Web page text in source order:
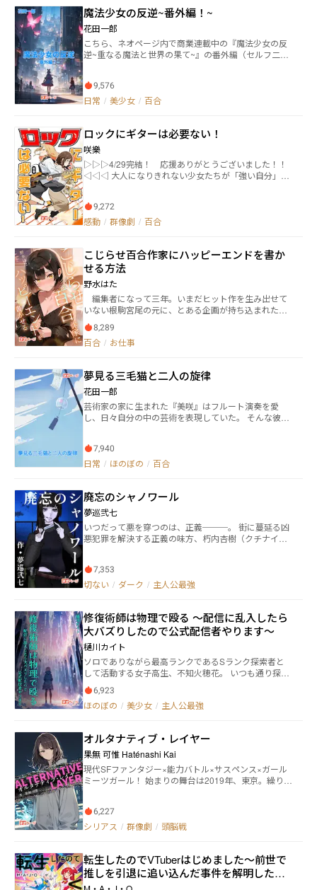
ださーい！！』 『さぁて、どうしてやろうかしらね？
ライラ？』 皇女ユリアナによる処刑を免れたライラ
であったが、彼女に仕え、国を売った彼女は国家転覆
罪の罪で投獄され、裁判を受ける事となった。すべて
の後ろ盾を失った彼女に残された道は生き残った王族
う。だったら今ここでワン！と吠えてみなさい！』
『わ、ワンワン！！』 『まだ少し恥じらいが残ってい
るわね。やり直しよ』 『ワンワン！』 これは本当は好
らせて、一度は敵対の道を選び、その後、全力で媚を
売ることになった少女の物語の始まりである。 ※サブ
タイトルは、(〜お姉様に見限られた私は幼馴染の王女
に鞍替えします。もう貴方の言いなりにはなりませ
ん！〜)です。字数制限の為、省略しております。 今月
ーデただ一人。 彼女の能力は微力。仲間もごく僅
か。 帝国の力は世界最大。軍人一人一人の力は並み
を遥かに上回り、覇権国家として世界に君臨してい
る。 されど彼女は王国を取り戻すことを諦めない。
ソフィア王女はどんなことをしてでも帝国を討ち、王
滅亡まで追い詰めた禁忌の存在『機人《エクステン
ド》』と手を組んだとしても….。 全ては己が復讐を
貫くために―― 「なんだマスター。お前、オレに『あんな
いで！ わ、私だってあんなの初めてだったんだか
ら……！」 ※火・木・土 更新
魔法少女の反逆~番外編！~
花田一郎
こちら、ネオページ内で商業連載中の『魔法少女の反
逆~重なる魔法と世界の果て~』の番外編（セルフ二次
す。 主に本編中では描かれなかった、魔法少女たちの
日常をメインに不定期更新を行います。 本編→https://
9,576
日常 / 美少女 / 百合
ロックにギターは必要ない！
咲樂
▷▷▷4/29完結！ 応援ありがとうございました！！
◁◁◁ 大人になりきれない少女たちが「強い自分」を
＝＝＝＝＝＝＝＝＝＝＝＝＝＝＝＝＝＝＝＝＝＝＝＝
＝＝ メジャーガールズバンド『サマーバケーション』
会い〝（あてつけの）ギターレスバンド〟の結成を目
論む。 しかし、蓮美は高校時代のトラウマにより、誰
かと合奏することに拒否反応を示していた。 持ち前の
豪胆さで彼女をバンドに引き入れた涼夏は、スパダリ
系イケメンドラマーの千春、声の小さい無自覚美少女
ボーカリストの緋音と共に、メジャーを目指してデビ
ューを果たす。 しかし向日葵も、新たなバンドを立ち
上げて立ちはだかり―― 自分の信じる“音楽”を貫いて、現
代ロックシーンに旋風を巻き起こせ！
9,272
感動 / 群像劇 / 百合
こじらせ百合作家にハッピーエンドを書か
せる方法
野水はた
編集者になって三年。いまだヒット作を生み出せて
いない根駒宮尾の元に、とある企画が持ち込まれた。
それは、桜花美狼と連載を始めて欲しいというもの
だった。 桜花美狼は生粋のバッドエンド好きとして
知られており、対する宮尾は根っからのハピエン厨だ
てますって！」 「いいや、バッドエンドだ。人は死ん
でこそ意味がある」 しかし、どうしても宮尾には譲
れない想いがあった。 そんな中、桜花美狼がこんな
提案をしてきた。 「私のお願いを一つ聞いてくれた
ら、ハッピーエンドを書いてあげる」 その誘いに
になる。 「それじゃあ、脱いでくれる？」 桜花美狼
は、大の女性好きだったのだ。
8,289
百合 / お仕事
夢見る三毛猫と二人の旋律
花田一郎
芸術家の家に生まれた『美咲』はフルート演奏を愛
し、日々自分の中の芸術を表現していた。 そんな彼女
中、不思議な猫である『ミケ』に出会う。ミケは彼女
の夢の中に現れ、大切なメッセージを残していく。 そ
な夢を知っていた。 ミケの夢によって導かれ、親密に
なる二人。そんな彼女たちはお互いに特別な感情を抱
き、それに対して戸惑いを覚える。 しかし、そんな戸
惑いを払拭してくれたのもミケだった。夢でも現実で
も優しく導いてくれたミケも含め、この三人の関係は
気づいた美咲。 そして結衣も同じ気持ちであることを
伝え、三人はこれからも一緒に自分たちの物語を歩ん
でいくのだった。
7,940
日常 / ほのぼの / 百合
廃忘のシャノワール
夢巡弐七
いつだって悪を穿つのは、正義───。 街に蔓延る凶
悪犯罪を解決する正義の味方、朽内杏樹（クチナイア
わせる、“即刻死刑”。 そんな正義の味方を追う、バイ
オレンスストーリー。 表紙:鬼皓・弥勒 ※この作品は下
7,353
切ない / ダーク / 主人公最強
修復術師は物理で殴る ～配信に乱入したら
大バズりしたので公式配信者やります～
樋川カイト
ソロでありながら最高ランクであるSランク探索者と
して活動する女子高生、不知火穂花。 いつも通り探索
を終えた彼女は、迷宮管理局のお姉さんから『公式配
信者』にならないかと誘われる。 その誘いをすげなく
断る穂花だったが、ひょんなことから自身の素性がネ
に公式配信者としての人生を歩み始めるのだった。
6,923
ほのぼの / 美少女 / 主人公最強
オルタナティブ・レイヤー
果無 可惟 Haténashi Kai
現代SFファンタジー×能力バトル×サスペンス×ガール
ミーツガール！ 始まりの舞台は2019年、東京。繰り返
サラに助けられる。 しかしそれは、東京の闇社会を跋
扈する超能力者たちとの戦いに身を投じるきっかけに
交錯する彼女たちの運命は、どこへ向かっていくのか―
―。 Pixiv 小説(チャプター3まで)、カクヨムに投稿し
たものを加筆・修正しています。
6,227
シリアス / 群像劇 / 頭脳戦
転生したのでVTuberはじめました〜前世で
推しを引退に追い込んだ事件を解明した
い〜